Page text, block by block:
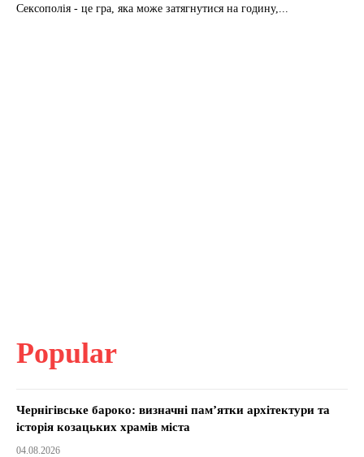
Сексополія - це гра, яка може затягнутися на годину,...
Popular
Чернігівське бароко: визначні пам’ятки архітектури та
історія козацьких храмів міста
04.08.2026